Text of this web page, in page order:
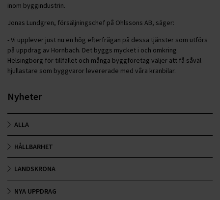
inom byggindustrin.
Jonas Lundgren, försäljningschef på Ohlssons AB, säger:
- Vi upplever just nu en hög efterfrågan på dessa tjänster som utförs
på uppdrag av Hornbach. Det byggs mycket i och omkring
Helsingborg för tillfället och många byggföretag väljer att få såväl
hjullastare som byggvaror levererade med våra kranbilar.
Nyheter
ALLA
HÅLLBARHET
LANDSKRONA
NYA UPPDRAG